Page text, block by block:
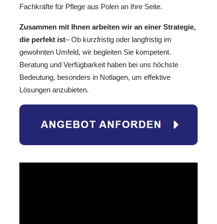
Fachkräfte für Pflege aus Polen an Ihre Seite.
Zusammen mit Ihnen arbeiten wir an einer Strategie,
die perfekt ist– Ob kurzfristig oder langfristig im
gewohnten Umfeld, wir begleiten Sie kompetent.
Beratung und Verfügbarkeit haben bei uns höchste
Bedeutung, besonders in Notlagen, um effektive
Lösungen anzubieten.